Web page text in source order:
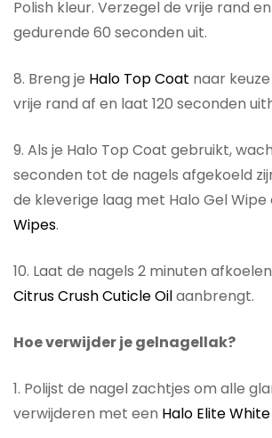
Polish kleur. Verzegel de vrije rand
gedurende 60 seconden uit.
8. Breng je Halo Top Coat naar
vrije rand af en laat 120 seconden
9. Als je Halo Top Coat gebruikt,
seconden tot de nagels afgekoeld
de kleverige laag met Halo Gel Wipe
Wipes.
10. Laat de nagels 2 minuten
Citrus Crush Cuticle Oilaanbrengt.
Hoe verwijder je gelnagellak?
1. Polijst de nagel zachtjes om alle
verwijderen met een Halo Elite